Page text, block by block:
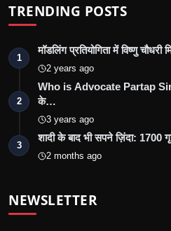
TRENDING POSTS
1
मॉडलिंग प्रतियोगिता में विष्णु
2 years ago
2
Who is Advocate Partap
के…
3 years ago
3
शादी के बाद भी सपने ज़िंदा: 1700
2 months ago
NEWSLETTER